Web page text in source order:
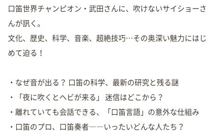
口笛世界チャンピオン・武田さんに、吹けないサイショーさ
んが訊く。
文化、歴史、科学、音楽、超絶技巧…その奥深い魅力にはじ
めて迫る！
・なぜ音が出る？ 口笛の科学、最新の研究と残る謎
・「夜に吹くとヘビが来る」 迷信はどこから？
・離れていても会話できる、「口笛言語」の意外な仕組み
・口笛のプロ、口笛奏者――いったいどんな人たち？